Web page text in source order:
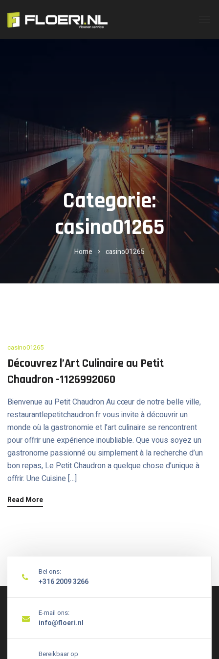
Categorie:
casino01265
Home casino01265
casino01265
Découvrez l’Art Culinaire au Petit
Chaudron -1126992060
Bienvenue au Petit Chaudron Au cœur de notre belle ville,
restaurantlepetitchaudron.fr vous invite à découvrir un
monde où la gastronomie et l’art culinaire se rencontrent
pour offrir une expérience inoubliable. Que vous soyez un
gastronome passionné ou simplement à la recherche d’un
bon repas, Le Petit Chaudron a quelque chose d’unique à
offrir. Une Cuisine […]
Read More
Bel ons:
+316 2009 3266
E-mail ons:
info@floeri.nl
Bereikbaar op